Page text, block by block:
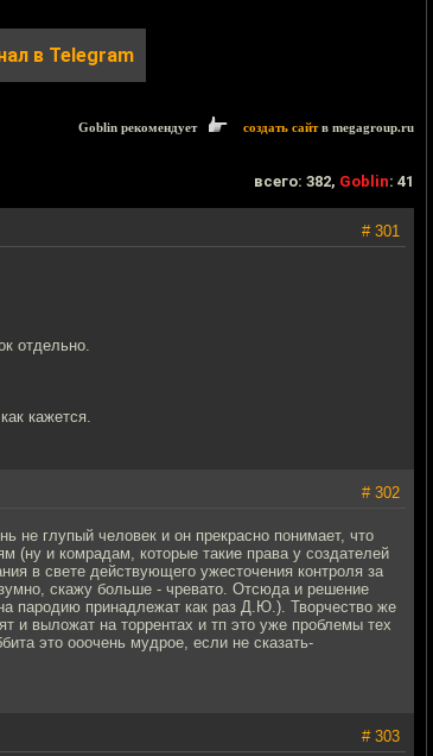
в Telegram
Goblin рекомендует создать сайтв megagroup.ru
всего: 382, Goblin: 41
# 301
отдельно.
кажется.
# 302
глупый человек и он прекрасно понимает, что
(ну и комрадам, которые такие права у создателей
в свете действующего ужесточения контроля за
скажу больше - чревато. Отсюда и решение
пародию принадлежат как раз Д.Ю.). Творчество же
и выложат на торрентах и тп это уже проблемы тех
это ооочень мудрое, если не сказать-
# 303